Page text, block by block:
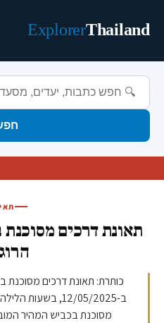
Thailand
Explorer
תאונת דרכים
כותרת: תאונת דרכים מסוכנת
ב-12/05/2025,
מסוכנת בכביש המהיר